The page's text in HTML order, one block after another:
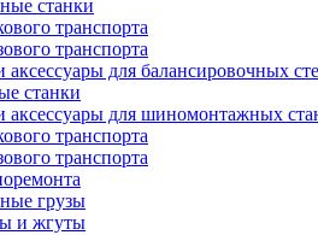
станки
транспорта
транспорта
для балансировочных
станки
для шиномонтажных
транспорта
транспорта
грузы
и жгуты